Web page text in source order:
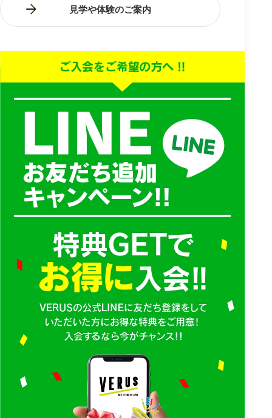
見学や体験のご案内